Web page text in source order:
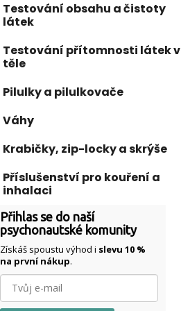
Testování obsahu a čistoty
látek
Testování přítomnosti látek v
těle
Pilulky a pilulkovače
Váhy
Krabičky, zip-locky a skrýše
Příslušenství pro kouření a
inhalaci
Přihlas se do naší
psychonautské komunity
Získáš spoustu výhod i slevu 10 %
na první nákup.